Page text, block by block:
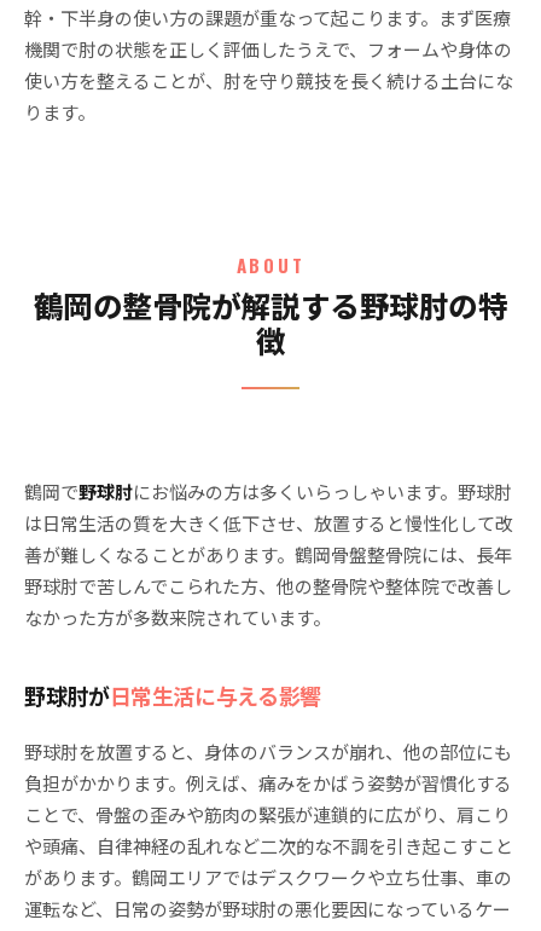
幹・下半身の使い方の課題が重なって起こります。まず医療
機関で肘の状態を正しく評価したうえで、フォームや身体の
使い方を整えることが、肘を守り競技を長く続ける土台にな
ります。
ABOUT
鶴岡の整骨院が解説する野球肘の特
徴
鶴岡で野球肘にお悩みの方は多くいらっしゃいます。野球肘
は日常生活の質を大きく低下させ、放置すると慢性化して改
善が難しくなることがあります。鶴岡骨盤整骨院には、長年
野球肘で苦しんでこられた方、他の整骨院や整体院で改善し
なかった方が多数来院されています。
野球肘が日常生活に与える影響
野球肘を放置すると、身体のバランスが崩れ、他の部位にも
負担がかかります。例えば、痛みをかばう姿勢が習慣化する
ことで、骨盤の歪みや筋肉の緊張が連鎖的に広がり、肩こり
や頭痛、自律神経の乱れなど二次的な不調を引き起こすこと
があります。鶴岡エリアではデスクワークや立ち仕事、車の
運転など、日常の姿勢が野球肘の悪化要因になっているケー